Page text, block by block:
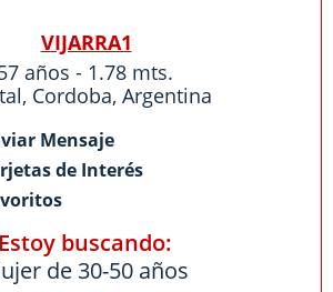
VIJARRA1
años - 1.78 mts.
, Cordoba, Argentina
Mensaje
de Interés
Estoy buscando:
de 30-50 años